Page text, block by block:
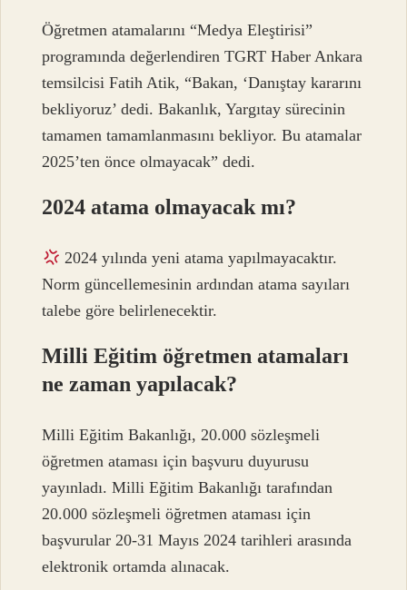
Öğretmen atamalarını “Medya Eleştirisi”
programında değerlendiren TGRT Haber Ankara
temsilcisi Fatih Atik, “Bakan, ‘Danıştay kararını
bekliyoruz’ dedi. Bakanlık, Yargıtay sürecinin
tamamen tamamlanmasını bekliyor. Bu atamalar
2025’ten önce olmayacak” dedi.
2024 atama olmayacak mı?
2024 yılında yeni atama yapılmayacaktır.
Norm güncellemesinin ardından atama sayıları
talebe göre belirlenecektir.
Milli Eğitim öğretmen atamaları
ne zaman yapılacak?
Milli Eğitim Bakanlığı, 20.000 sözleşmeli
öğretmen ataması için başvuru duyurusu
yayınladı. Milli Eğitim Bakanlığı tarafından
20.000 sözleşmeli öğretmen ataması için
başvurular 20-31 Mayıs 2024 tarihleri ​​arasında
elektronik ortamda alınacak.